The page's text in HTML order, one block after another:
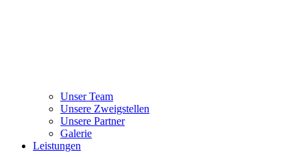
Unser Team
Unsere Zweigstellen
Unsere Partner
Galerie
Leistungen